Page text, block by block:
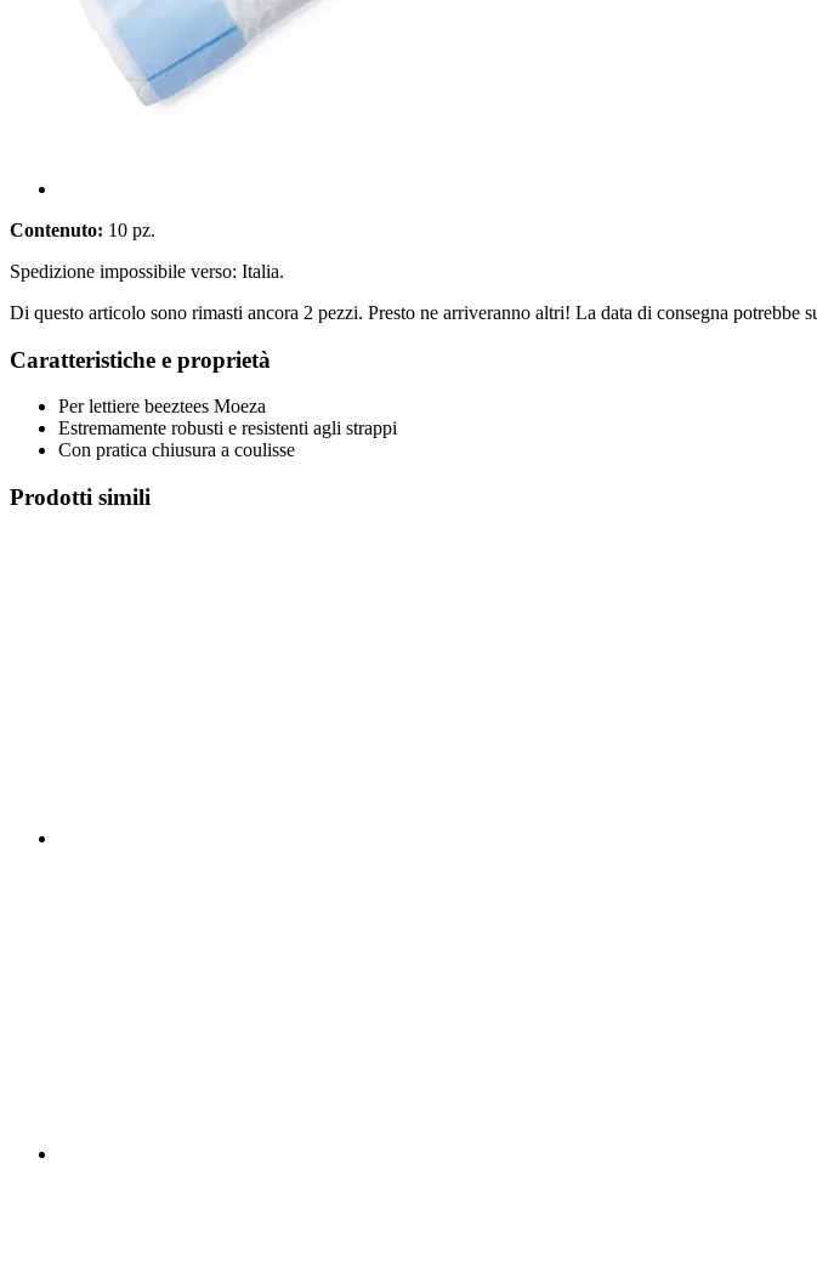
Contenuto: 10 pz.
Spedizione impossibile verso: Italia.
Di questo articolo sono rimasti ancora 2 pezzi. Presto ne arriveranno altri! La data di consegna potrebbe
Caratteristiche e proprietà
Per lettiere beeztees Moeza
Estremamente robusti e resistenti agli strappi
Con pratica chiusura a coulisse
Prodotti simili